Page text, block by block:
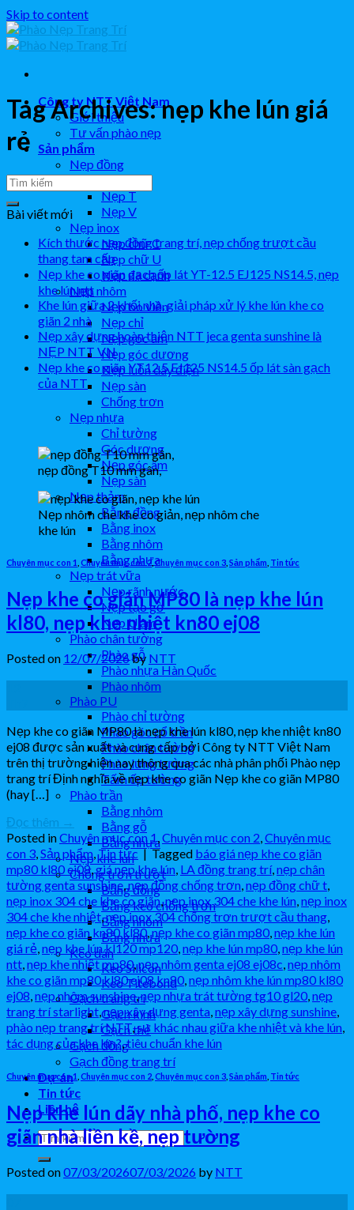
Skip to content
Công ty NTT Việt Nam
Giới thiệu
Tư vấn phào nẹp
Sản phẩm
Nẹp đồng
Nẹp L
Nẹp T
Nẹp V
Nẹp inox
Nẹp chữ C
Nẹp chữ U
Nẹp đa cạnh
Nẹp nhôm
Nẹp bo viền
Nẹp chỉ
Nẹp góc âm
Nẹp góc dương
Nẹp luồn dây điện
Nẹp sàn
Chống trơn
Nẹp nhựa
Chỉ tường
Góc dương
Nẹp góc âm
Nẹp sàn
Nẹp thảm
Bằng đồng
Bằng inox
Bằng nhôm
Bằng nhựa
Nẹp trát vữa
Nẹp rãnh nước
Nẹp tạo gờ
Nẹp U âm
Phào chân tường
Phào gỗ
Phào nhựa Hàn Quốc
Phào nhôm
Phào PU
Phào chỉ tường
Phào góc cổ trần
Phào chân tường
Phào lưng tường
Tấm ốp tường
Phào trần
Bằng nhôm
Bằng gỗ
Bằng nhựa
Nẹp khe lún
Chống trơn trượt
Bằng đồng
Bằng keo chống trơn
Bằng nhôm
Bằng nhựa
Keo dán
Keo Silicon
Keo Titebond
Gạch trang trí
Gạch kính
Gạch thẻ
Gạch đồng
Gạch đồng trang trí
Dự án
Tin tức
Liên hệ
Tag Archives:nẹp khe lún giá
rẻ
Bài viết mới
Kích thước nẹp đồng trang trí, nẹp chống trượt cầu
thang tam cấp
Nẹp khe co giãn gạch ốp lát YT-12.5 EJ125 NS14.5, nẹp
khe lún ntt
Khe lún giữa 2 khối nhà, giải pháp xử lý khe lún khe co
giãn 2 nhà
Nẹp xây dựng hoàn thiện NTT jeca genta sunshine là
NẸP NTT VN
Nẹp khe co giãn YT12.5 EJ125 NS14.5 ốp lát sàn gạch
của NTT
nẹp đồng T10 mm gân,
Nẹp nhôm che khe co giản, nẹp nhôm che
khe lún
Chuyên mục con 1 Chuyên mục con 2,Chuyên mục con 3 Sản phẩm Tin tức
Nẹp khe co giãn MP80 là nẹp khe lún
kl80, nẹp khe nhiệt kn80 ej08
Posted on 12/07/2026by NTT
Nẹp khe co giãn MP80 là nẹp khe lún kl80, nẹp khe nhiệt kn80
ej08 được sản xuất và cung cấp bởi Công ty NTT Việt Nam
trên thị trường hiện nay thông qua các nhà phân phối Phào nẹp
trang trí Định nghĩa về nẹp khe co giãn Nẹp khe co giãn MP80
(hay […]
Đọc thêm →
Posted inChuyên mục con 1 Chuyên mục con 2 Chuyên mục
con 3 Sản phẩm ,Tin tức|Tagged báo giá nẹp khe co giãn
mp80 kl80 ej08,giá nẹp khe lún LA đồng trang trí, nẹp chân
tường genta sunshine,nẹp đồng chống trơn nẹp đồng chữ t
nẹp inox 304 che khe co giãn,nẹp inox 304 che khe lún nẹp inox
304 che khe nhiệt,nẹp inox 304 chống trơn trượt cầu thang
nẹp khe co giãn kn80 kl80,nẹp khe co giãn mp80 nẹp khe lún
giá rẻ nẹp khe lún kl120 mp120 nẹp khe lún mp80 nẹp khe lún
ntt nẹp khe nhiệt mp80,nẹp nhôm genta ej08 ej08c nẹp nhôm
khe co giãn mp80 kl80 ej08 kn80 nẹp nhôm khe lún mp80 kl80
ej08 nẹp nhôm sunshine,nẹp nhựa trát tường tg10 gl20 nẹp
trang trí starlight,nẹp xây dựng genta nẹp xây dựng sunshine
phào nẹp trang trí NTT,sự khác nhau giữa khe nhiệt và khe lún
tác dụng của khe lún?,tiêu chuẩn khe lún
Chuyên mục con 1 Chuyên mục con 2 Chuyên mục con 3 Sản phẩm Tin tức
Nẹp khe lún dãy nhà phố, nẹp khe co
giãn nhà liền kề, nẹp tường
Posted on07/03/202607/03/2026 by NTT